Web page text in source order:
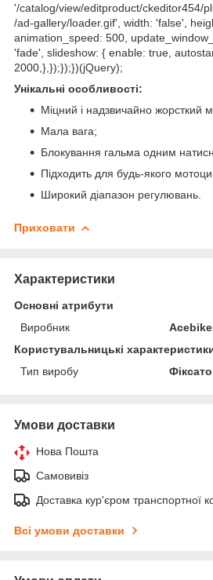
'/catalog/view/editproduct/ckeditor454/
/ad-gallery/loader.gif', width: 'false',
animation_speed: 500,
'fade', slideshow: { enable: true,
2000,},});});})(jQuery);
Унікальні особливості:
Міцний і надзвичайно жорсткий
Мала вага;
Блокування гальма одним
Підходить для будь-якого
Широкий діапазон регулювань.
Приховати
Характеристики
Основні атрибути
Виробник
Користувальницькі
Тип виробу
Умови доставки
Нова Пошта
Самовивіз
Доставка кур'єром транспортної
Всі умови доставки